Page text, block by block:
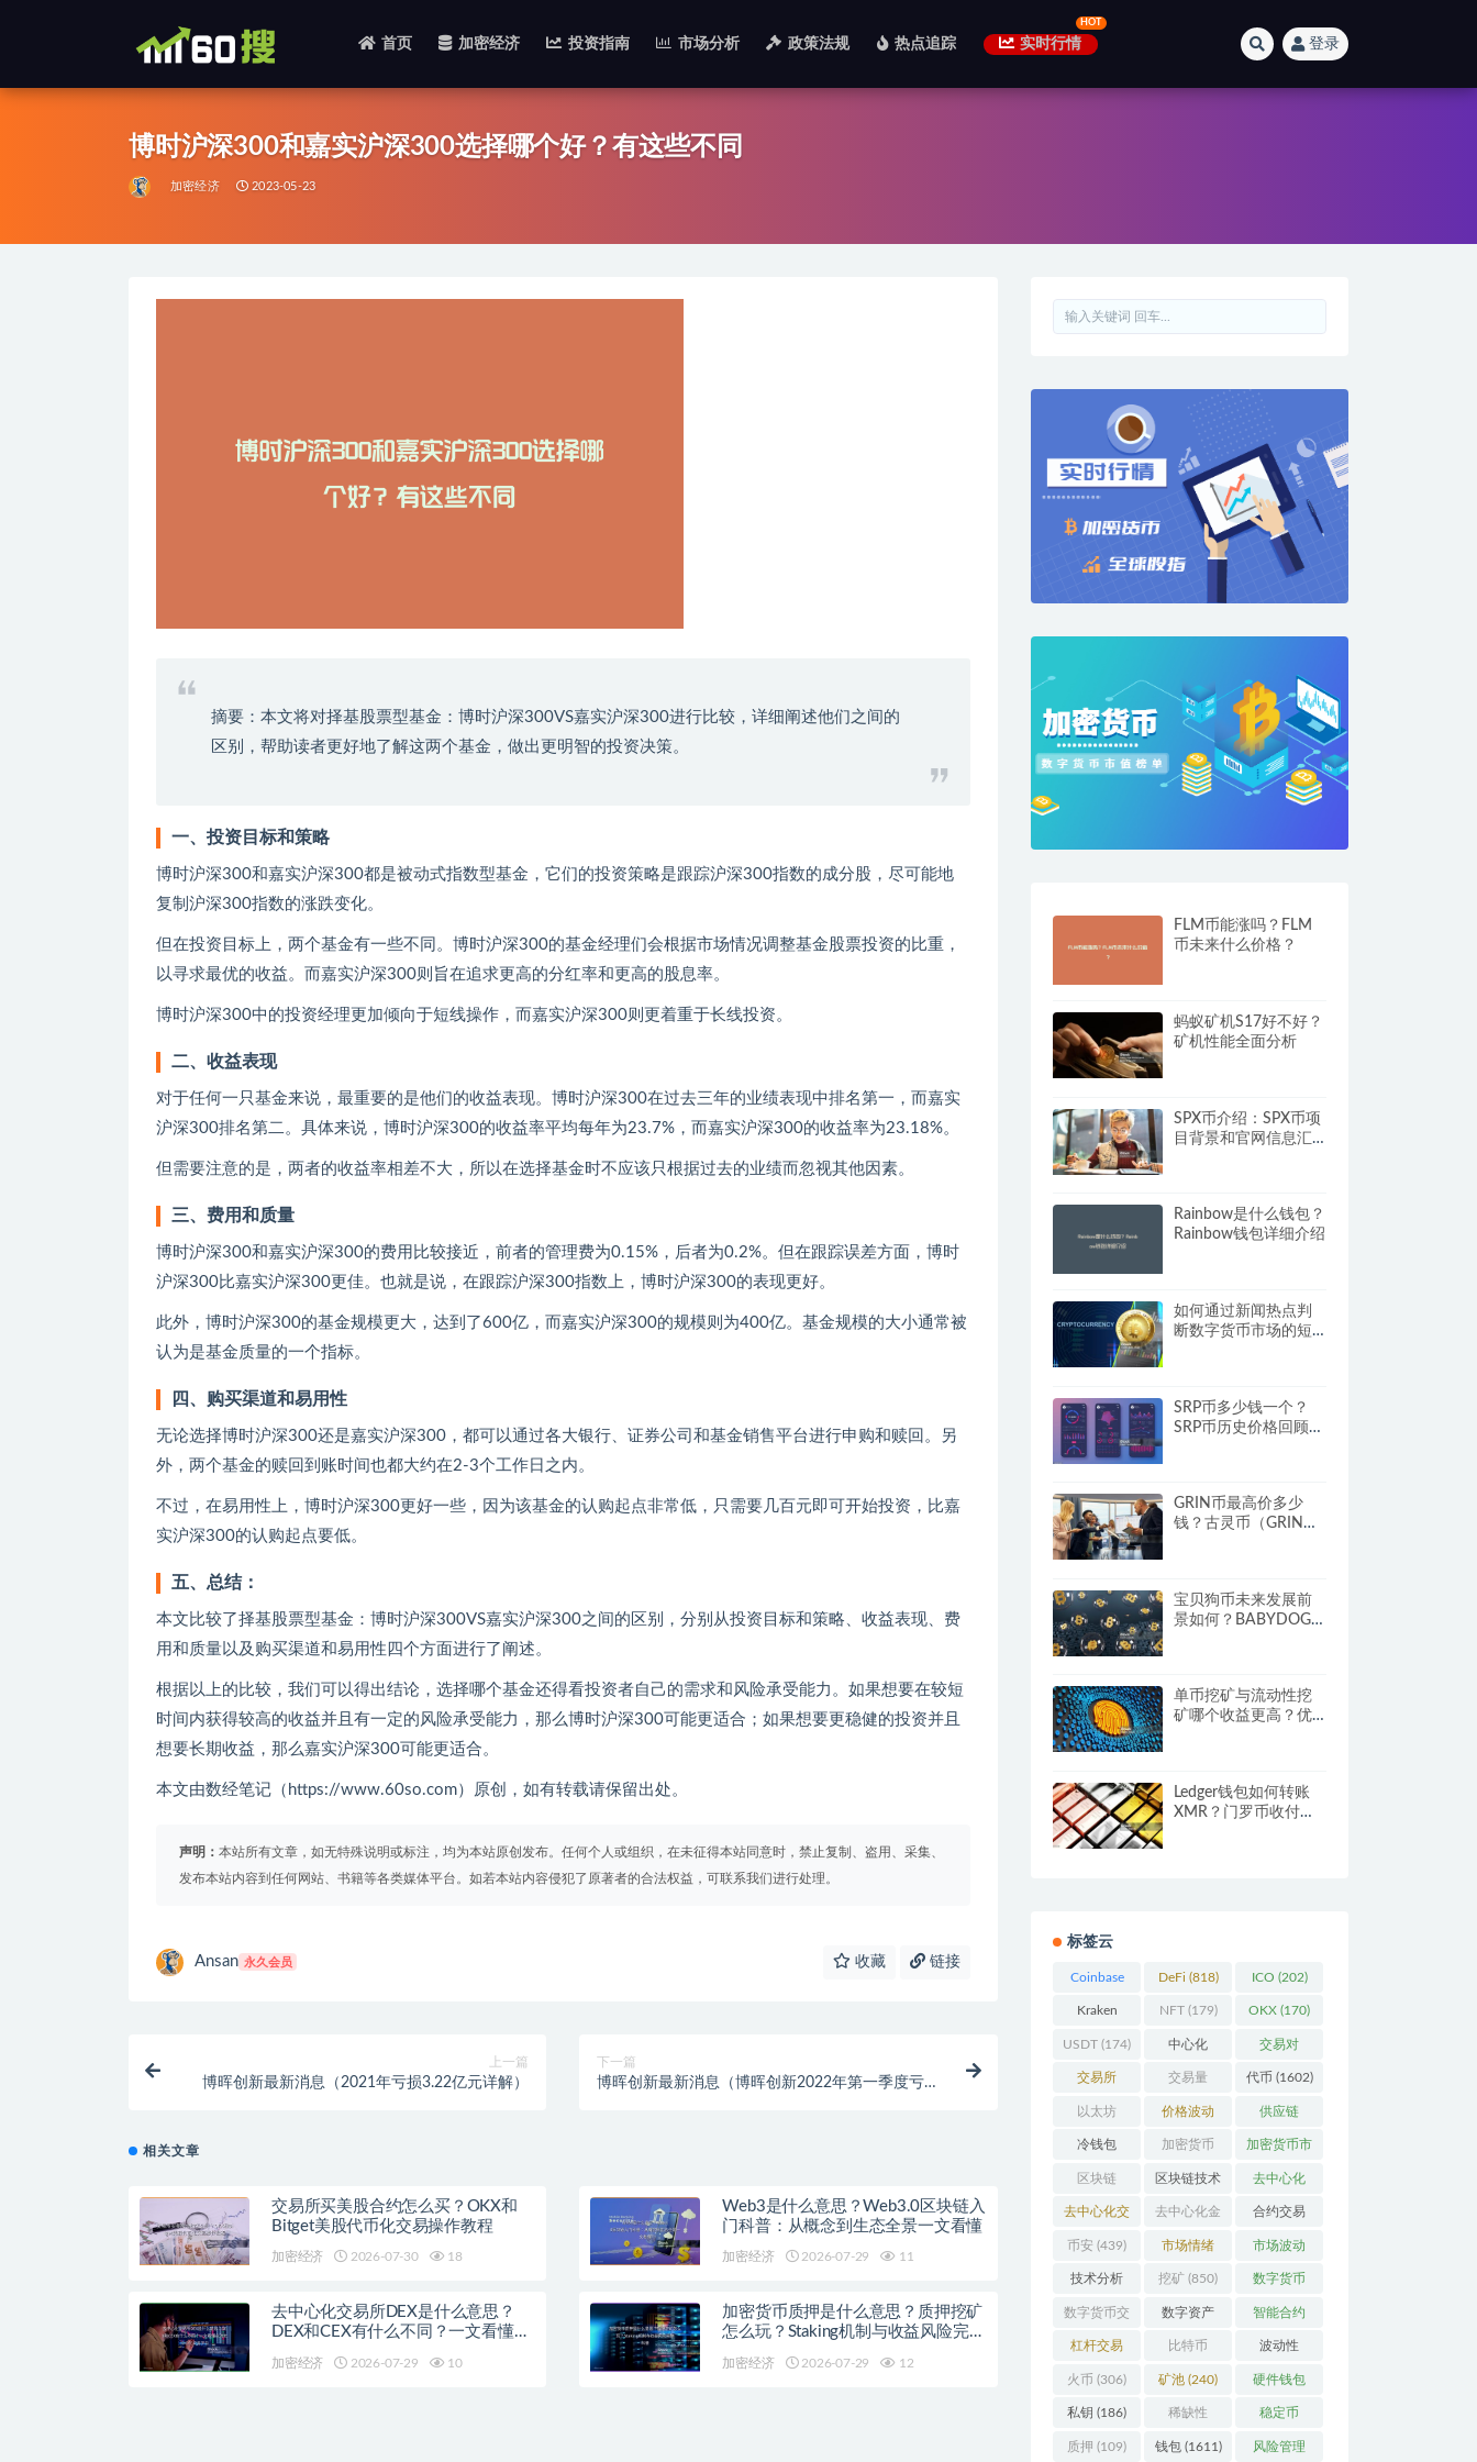
首页 加密经济 投资指南 市场分析 政策法规 热点追踪 实时行情 登录
博时沪深300和嘉实沪深300选择哪个好？有这些不同
加密经济 2023-05-23
摘要：本文将对择基股票型基金：博时沪深300VS嘉实沪深300进行比较，详细阐述他们之间的
区别，帮助读者更好地了解这两个基金，做出更明智的投资决策。
一、投资目标和策略
博时沪深300和嘉实沪深300都是被动式指数型基金，它们的投资策略是跟踪沪深300指数的成分股，尽可能地
复制沪深300指数的涨跌变化。
但在投资目标上，两个基金有一些不同。博时沪深300的基金经理们会根据市场情况调整基金股票投资的比重，
以寻求最优的收益。而嘉实沪深300则旨在追求更高的分红率和更高的股息率。
博时沪深300中的投资经理更加倾向于短线操作，而嘉实沪深300则更着重于长线投资。
二、收益表现
对于任何一只基金来说，最重要的是他们的收益表现。博时沪深300在过去三年的业绩表现中排名第一，而嘉实
沪深300排名第二。具体来说，博时沪深300的收益率平均每年为23.7%，而嘉实沪深300的收益率为23.18%。
但需要注意的是，两者的收益率相差不大，所以在选择基金时不应该只根据过去的业绩而忽视其他因素。
三、费用和质量
博时沪深300和嘉实沪深300的费用比较接近，前者的管理费为0.15%，后者为0.2%。但在跟踪误差方面，博时
沪深300比嘉实沪深300更佳。也就是说，在跟踪沪深300指数上，博时沪深300的表现更好。
此外，博时沪深300的基金规模更大，达到了600亿，而嘉实沪深300的规模则为400亿。基金规模的大小通常被
认为是基金质量的一个指标。
四、购买渠道和易用性
无论选择博时沪深300还是嘉实沪深300，都可以通过各大银行、证券公司和基金销售平台进行申购和赎回。另
外，两个基金的赎回到账时间也都大约在2-3个工作日之内。
不过，在易用性上，博时沪深300更好一些，因为该基金的认购起点非常低，只需要几百元即可开始投资，比嘉
实沪深300的认购起点要低。
五、总结：
本文比较了择基股票型基金：博时沪深300VS嘉实沪深300之间的区别，分别从投资目标和策略、收益表现、费
用和质量以及购买渠道和易用性四个方面进行了阐述。
根据以上的比较，我们可以得出结论，选择哪个基金还得看投资者自己的需求和风险承受能力。如果想要在较短
时间内获得较高的收益并且有一定的风险承受能力，那么博时沪深300可能更适合；如果想要更稳健的投资并且
想要长期收益，那么嘉实沪深300可能更适合。
本文由数经笔记（https://www.60so.com）原创，如有转载请保留出处。
声明： 本站所有文章，如无特殊说明或标注，均为本站原创发布。任何个人或组织，在未征得本站同意时，禁止复制、盗用、采集、
发布本站内容到任何网站、书籍等各类媒体平台。如若本站内容侵犯了原著者的合法权益，可联系我们进行处理。
Ansan 永久会员 收藏 链接
上一篇
博晖创新最新消息（2021年亏损3.22亿元详解）
下一篇
博晖创新最新消息（博晖创新2022年第一季度亏损
相关文章
交易所买美股合约怎么买？OKX和
Bitget美股代币化交易操作教程
加密经济 2026-07-30 18
Web3是什么意思？Web3.0区块链入
门科普：从概念到生态全景一文看懂
加密经济 2026-07-29 11
去中心化交易所DEX是什么意思？
DEX和CEX有什么不同？一文看懂主
加密经济 2026-07-29 10
加密货币质押是什么意思？质押挖矿
怎么玩？Staking机制与收益风险完整
加密经济 2026-07-29 12
FLM币能涨吗？FLM
币未来什么价格？
蚂蚁矿机S17好不好？
矿机性能全面分析
SPX币介绍：SPX币项
目背景和官网信息汇
Rainbow是什么钱包？
Rainbow钱包详细介绍
如何通过新闻热点判
断数字货币市场的短
SRP币多少钱一个？
SRP币历史价格回顾与
GRIN币最高价多少
钱？古灵币（GRIN）
宝贝狗币未来发展前
景如何？BABYDOGE
单币挖矿与流动性挖
矿哪个收益更高？优
Ledger钱包如何转账
XMR？门罗币收付款
标签云
Coinbase
(206)
DeFi (818) ICO (202)
Kraken
(104)
NFT(179) OKX (170)
USDT (174) 中心化
(3923)
交易对
(359)
交易所
(2164)
交易量
(246)
代币 (1602)
以太坊
(741)
价格波动
(630)
供应链
(118)
冷钱包
(175)
加密货币
(5441)
加密货币市
场(701)
区块链
(4598)
区块链技术
(527)
去中心化
(4087)
去中心化交
易所 (196)
去中心化金
融(110)
合约交易
(182)
币安 (439) 市场情绪
(337)
市场波动
(279)
技术分析
(148)
挖矿 (850) 数字货币
(8679)
数字货币交
易(150)
数字资产
(286)
智能合约
(532)
杠杆交易
(231)
比特币
(2377)
波动性
(352)
火币 (306) 矿池 (240) 硬件钱包
(170)
私钥 (186) 稀缺性
(193)
稳定币
(111)
质押 (109) 钱包(1611) 风险管理